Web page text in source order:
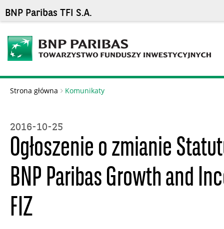
BNP Paribas TFI S.A.
Strona główna Komunikaty
2016-10-25
Ogłoszenie o zmianie
BNP Paribas Growth and
FIZ